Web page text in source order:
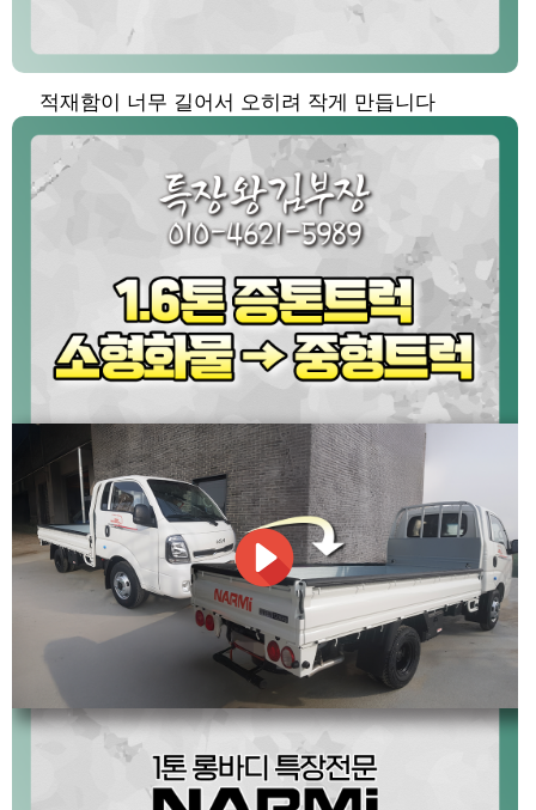
적재함이 너무 길어서 오히려 작게 만듭니다